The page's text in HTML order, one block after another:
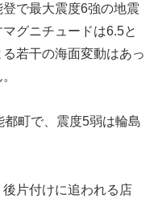
で最大震度6強の地震
グニチュードは6.5と
若干の海面変動はあっ
町で、震度5弱は輪島
片付けに追われる店